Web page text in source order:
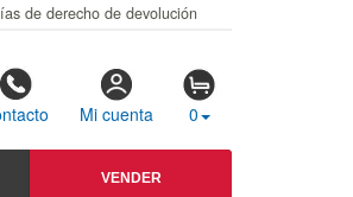
de derecho de devolución
Mi cuenta 0
VENDER